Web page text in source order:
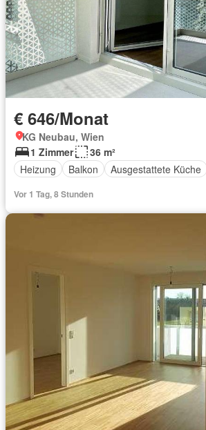
€ 646/Monat
KG Neubau, Wien
1 Zimmer
36 m²
Heizung
Balkon Ausgestattete Küche
Vor 1 Tag, 8 Stunden